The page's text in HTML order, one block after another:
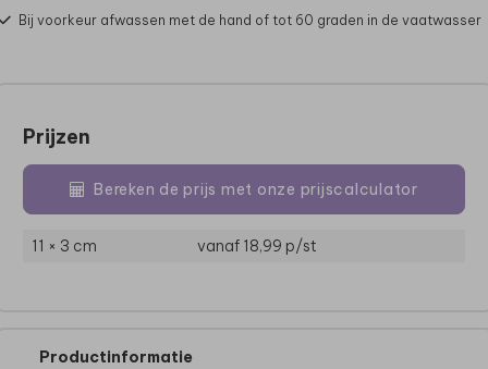
Bij voorkeur afwassen met de hand of tot 60 graden in de vaatwasser
Prijzen
Bereken de prijs met onze prijscalculator
11 × 3 cm vanaf 18,99 p/st
Productinformatie